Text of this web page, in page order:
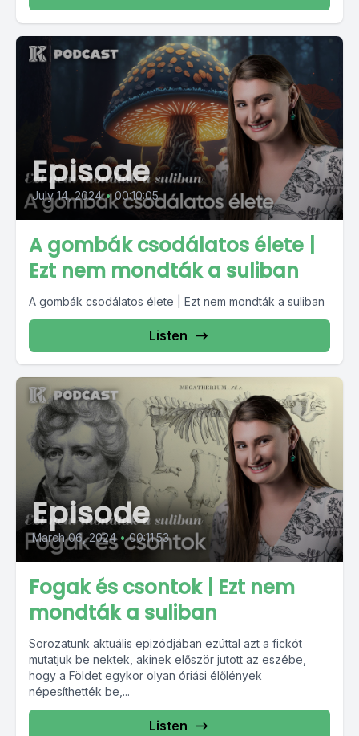
Episode
July 14, 2024 • 00:10:05
A gombák csodálatos élete |
Ezt nem mondták a suliban
A gombák csodálatos élete | Ezt nem mondták a suliban
Listen
Episode
March 06, 2024 • 00:11:53
Fogak és csontok | Ezt nem
mondták a suliban
Sorozatunk aktuális epizódjában ezúttal azt a fickót
mutatjuk be nektek, akinek először jutott az eszébe,
hogy a Földet egykor olyan óriási élőlények
népesíthették be,...
Listen